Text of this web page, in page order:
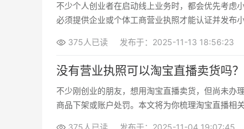
不少个人创业者在启动线上业务时，都会优先考虑
必须提供企业或个体工商营业执照才能认证并发布
375人已读
发布于：2025-11-13 18:56:23
没有营业执照可以淘宝直播卖货吗
不少刚创业的朋友，想用淘宝直播卖货，但尚未办
商品下架或账户处罚。本文将为你梳理淘宝直播相
375人已读 发布于：2025-11-04 19:07:45